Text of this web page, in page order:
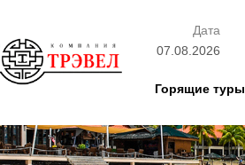
Дата
07.08.2026
Горящие туры